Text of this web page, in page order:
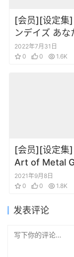
[会员][设定集]
ンデイズ あな
ごす七日間 ビ
ルブック
2022年7月31日
0
0 1.6K
[会员][设定集
Art of Metal
Solid 合金装备
洋司 设定原画集
2021年9月8日
0
0 1.8K
发表评论